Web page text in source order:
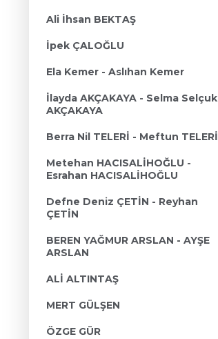
Ali İhsan BEKTAŞ
İpek ÇALOĞLU
Ela Kemer - Aslıhan Kemer
İlayda AKÇAKAYA - Selma Selçuk
AKÇAKAYA
Berra Nil TELERİ - Meftun TELERİ
Metehan HACISALİHOĞLU -
Esrahan HACISALİHOĞLU
Defne Deniz ÇETİN - Reyhan
ÇETİN
BEREN YAĞMUR ARSLAN - AYŞE
ARSLAN
ALİ ALTINTAŞ
MERT GÜLŞEN
ÖZGE GÜR